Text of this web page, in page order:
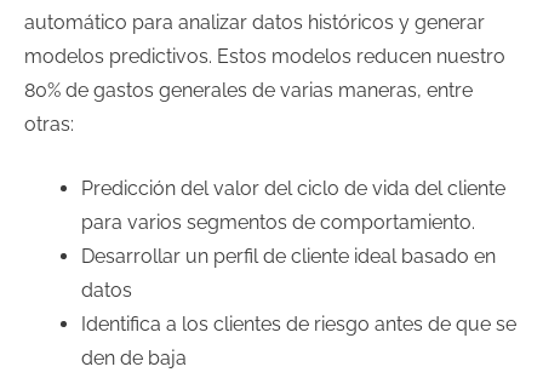
automático para analizar datos históricos y generar
modelos predictivos. Estos modelos reducen nuestro
80% de gastos generales de varias maneras, entre
otras:
Predicción del valor del ciclo de vida del cliente
para varios segmentos de comportamiento.
Desarrollar un perfil de cliente ideal basado en
datos
Identifica a los clientes de riesgo antes de que se
den de baja